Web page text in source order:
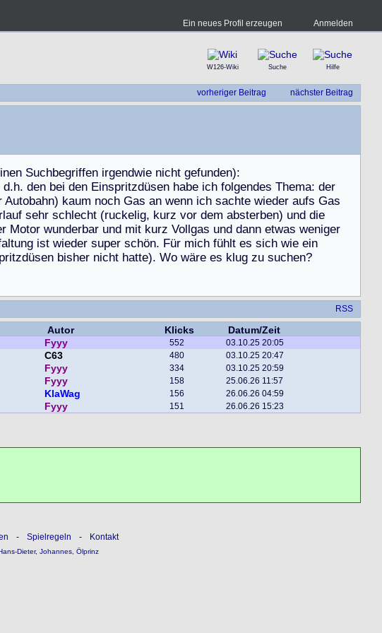
Ein neues Profil erzeugen Anmelden
W126-Wiki Suche Hilfe
vorheriger Beitrag nächster Beitrag
inen Suchbegriffen irgendwie nicht gefunden):
d.h. den bei den Einspritzdüsen habe ich folgendes Thema: der
Autobahn) kaum noch Gas an wenn ich sachte wieder aufs Gas
rlauf sehr schlecht (ruckelig, kurz vor dem absterben) und die
r Motor wunderbar und mit kurz Vollgas und dann etwas weniger
altung ist wieder super schön. Für mich fühlt es sich wie ein
pritzdüsen bisher nicht hatte). Wo wäre es klug zu suchen?
RSS
Autor Klicks
Datum/Zeit
Fyyy 552 03.10.25 20:05
C63 480 03.10.25 20:47
Fyyy 334 03.10.25 20:59
Fyyy 158 25.06.26 11:57
KlaWag 156 26.06.26 04:59
Fyyy 151 26.06.26 15:23
- Spielregeln - Kontakt
Dieter, Johannes, Ölprinz